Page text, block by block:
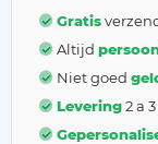
Gratis
Altijd
Niet goed
Levering2 a